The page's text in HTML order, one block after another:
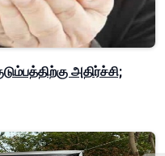
அதிர்ச்சி;